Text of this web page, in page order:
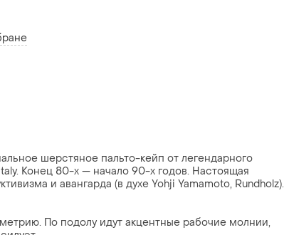
шерстяное пальто-кейп от легендарного
Конец 80-х — начало 90-х годов. Настоящая
и авангарда (в духе Yohji Yamamoto, Rundholz).
По подолу идут акцентные рабочие молнии,